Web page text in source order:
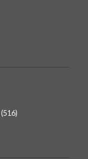
(516)